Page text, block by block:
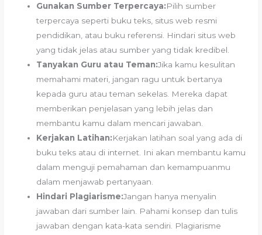
Gunakan Sumber Terpercaya:Pilih sumber
terpercaya seperti buku teks, situs web resmi
pendidikan, atau buku referensi. Hindari situs web
yang tidak jelas atau sumber yang tidak kredibel.
Tanyakan Guru atau Teman:Jika kamu kesulitan
memahami materi, jangan ragu untuk bertanya
kepada guru atau teman sekelas. Mereka dapat
memberikan penjelasan yang lebih jelas dan
membantu kamu dalam mencari jawaban.
Kerjakan Latihan:Kerjakan latihan soal yang ada di
buku teks atau di internet. Ini akan membantu kamu
dalam menguji pemahaman dan kemampuanmu
dalam menjawab pertanyaan.
Hindari Plagiarisme:Jangan hanya menyalin
jawaban dari sumber lain. Pahami konsep dan tulis
jawaban dengan kata-kata sendiri. Plagiarisme